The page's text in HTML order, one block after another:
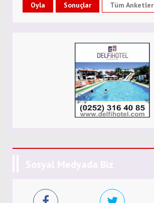
Tüm Anketler
Sosyal Medyada Biz